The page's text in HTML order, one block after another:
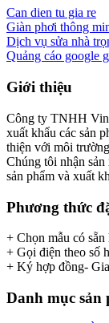
Can dien tu gia re
Giàn phơi thông
Dịch vụ sửa nhà
Quảng cáo google
Giới thiệu
Công ty TNHH
xuất khẩu các sản
thiện với môi
Chúng tôi nhận
sản phẩm và xuất
Phương thức
+ Chọn mẫu có
+ Gọi điện theo số
+ Ký hợp đồng-
Danh mục sản